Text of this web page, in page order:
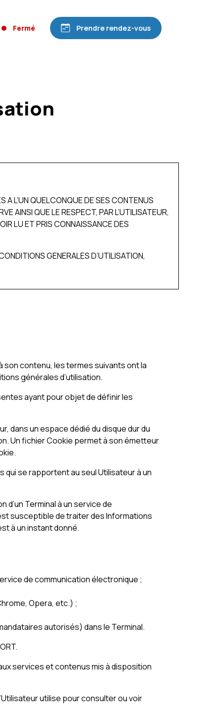
Fermé Prendre rendez-vous
L’UN QUELCONQUE DE SES CONTENUS
AINSI QUE LE RESPECT, PAR L’UTILISATEUR,
LU ET PRIS CONNAISSANCE DES
GENERALES D’UTILISATION,
son contenu, les termes suivants ont la
générales d’utilisation.
ayant pour objet de définir les
dans un espace dédié du disque dur du
Un fichier Cookie permet à son émetteur
qui se rapportent au seul Utilisateur à un
Terminal à un service de
susceptible de traiter des Informations
à un instant donné.
de communication électronique ;
Opera, etc.) ;
autorisés) dans le Terminal.
services et contenus mis à disposition
utilise pour consulter ou voir